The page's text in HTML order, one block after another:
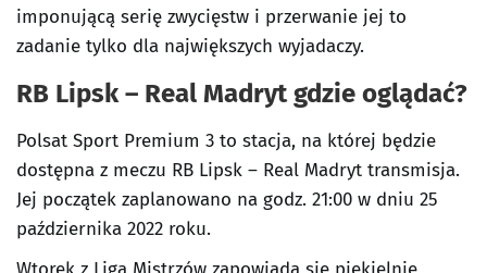
imponującą serię zwycięstw i przerwanie jej to
zadanie tylko dla największych wyjadaczy.
RB Lipsk – Real Madryt gdzie oglądać?
Polsat Sport Premium 3 to stacja, na której będzie
dostępna z meczu RB Lipsk – Real Madryt transmisja.
Jej początek zaplanowano na godz. 21:00 w dniu 25
października 2022 roku.